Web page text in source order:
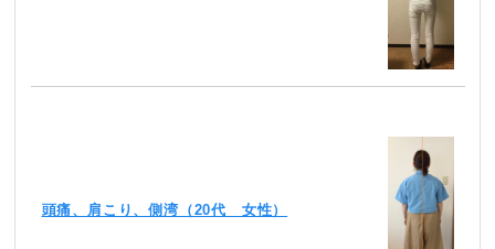
頭痛、肩こり、側湾（20代 女性）